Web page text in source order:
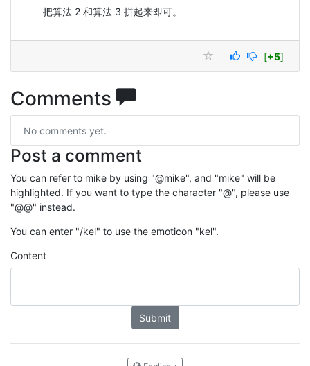
把算法 2 和算法 3 拼起来即可。
[+5]
Comments
No comments yet.
Post a comment
You can refer to mike by using "@mike", and "mike" will be
highlighted. If you want to type the character "@", please use
"@@" instead.
You can enter "/kel" to use the emoticon "kel".
Content
Submit